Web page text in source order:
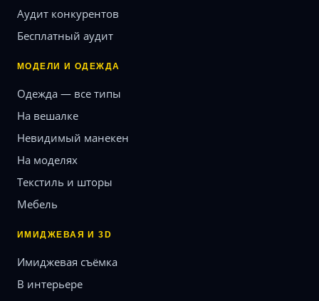
Аудит конкурентов
Бесплатный аудит
МОДЕЛИ И ОДЕЖДА
Одежда — все типы
На вешалке
Невидимый манекен
На моделях
Текстиль и шторы
Мебель
ИМИДЖЕВАЯ И 3D
Имиджевая съёмка
В интерьере